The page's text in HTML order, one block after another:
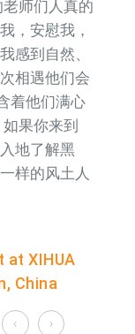
表团圆满完
中国的合作
行的亚洲文
师们人真的
，安慰我，
感到自然、
相遇他们会
着他们满心
果你来到
地了解黑
样的风土人
at XIHUA
China
‹ ›